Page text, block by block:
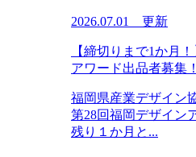
2026.07.01 更新
【締切りまで1か月
アワード出品者募集！
福岡県産業デザイン
第28回福岡デザイン
残り１か月と...